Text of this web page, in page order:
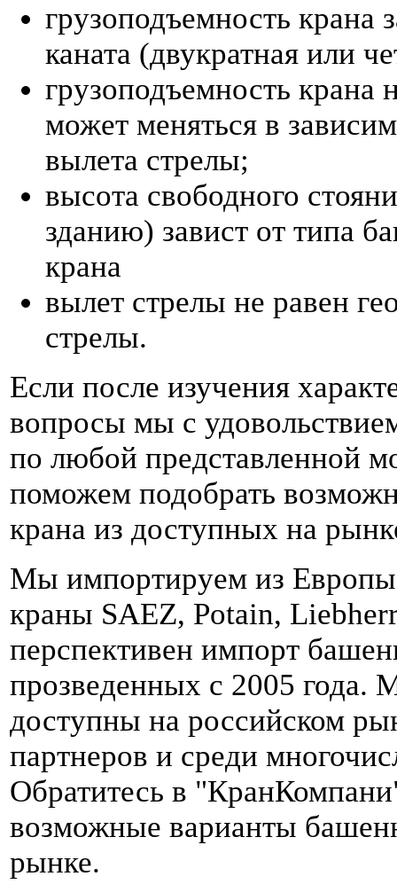
грузоподъемность крана
каната (двукратная или
грузоподъемность
может меняться в
вылета стрелы;
высота свободного
зданию) завист от типа
крана
вылет стрелы не равен
стрелы.
Если после изучения
вопросы мы с
по любой представленной
поможем подобрать
крана из доступных на
Мы импортируем из
краны SAEZ, Potain,
перспективен импорт
прозведенных с 2005 года.
доступны на российском
партнеров и среди
Обратитесь в
возможные варианты
рынке.